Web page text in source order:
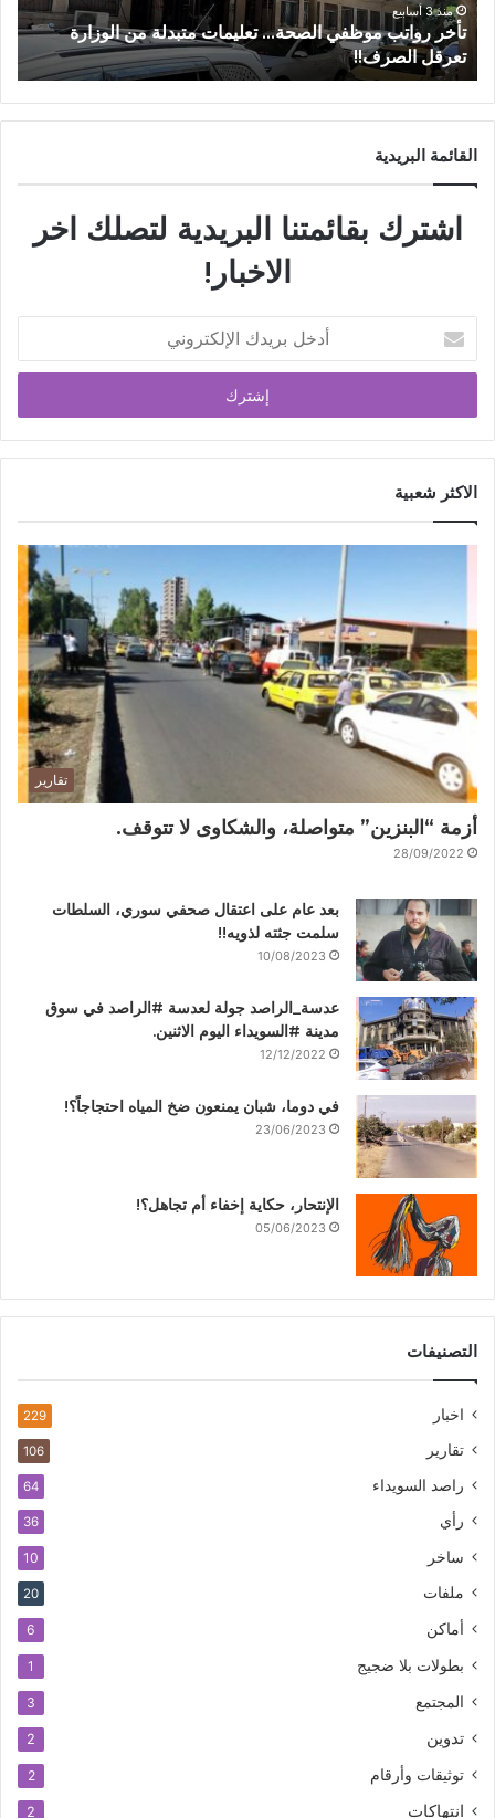
منذ 3 أسابيع
من عتيل .. تكريم يوثق إرث عالم الآثار الراحل علي أبو
عساف.
القائمة البريدية
اشترك بقائمتنا البريدية لتصلك اخر
الاخبار!
الاكثر شعبية
تقارير
أزمة “البنزين” متواصلة، والشكاوى لا تتوقف.
28/09/2022
بعد عام على اعتقال صحفي سوري، السلطات
سلمت جثته لذويه!!
10/08/2023
عدسة_الراصد جولة لعدسة #الراصد في سوق
مدينة #السويداء اليوم الاثنين.
12/12/2022
في دوما، شبان يمنعون ضخ المياه احتجاجاً؟!
23/06/2023
الإنتحار، حكاية إخفاء أم تجاهل؟!
05/06/2023
التصنيفات
اخبار 229
تقارير 106
راصد السويداء 64
رأي 36
ساخر 10
ملفات 20
أماكن 6
بطولات بلا ضجيج 1
المجتمع 3
تدوين 2
توثيقات وأرقام 2
انتهاكات 2